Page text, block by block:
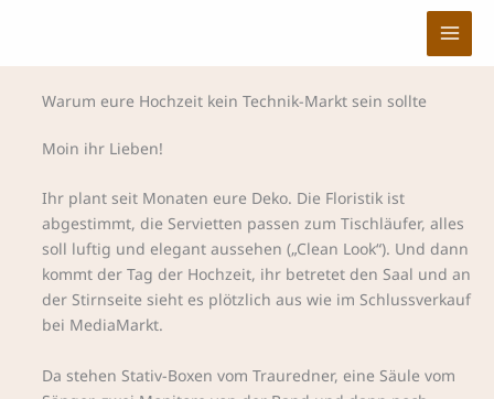
springen
Warum eure Hochzeit kein Technik-Markt sein sollte
Moin ihr Lieben!
Ihr plant seit Monaten eure Deko. Die Floristik ist
abgestimmt, die Servietten passen zum Tischläufer, alles
soll luftig und elegant aussehen („Clean Look“). Und dann
kommt der Tag der Hochzeit, ihr betretet den Saal und an
der Stirnseite sieht es plötzlich aus wie im Schlussverkauf
bei MediaMarkt.
Da stehen Stativ-Boxen vom Trauredner, eine Säule vom